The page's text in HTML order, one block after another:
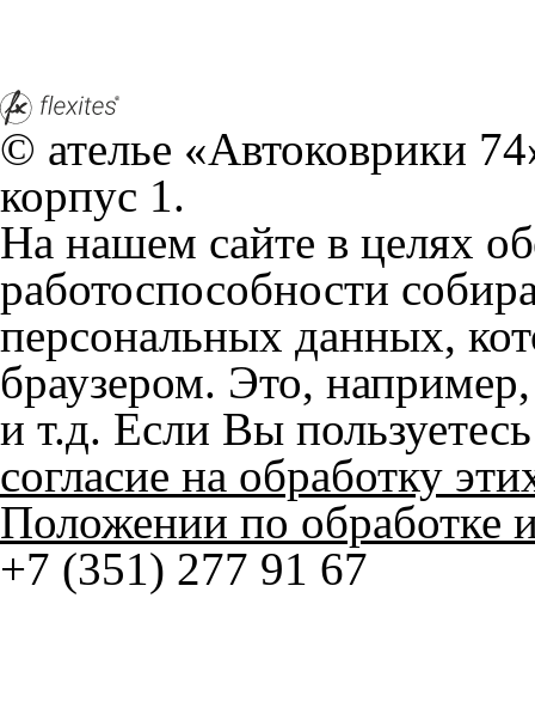
работоспособности
персональных данных,
браузером. Это,
и т.д. Если Вы
согласие на обработку
Положении по обработке
+7 (351) 277 91 67